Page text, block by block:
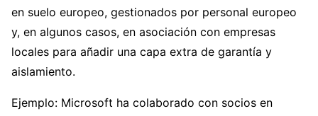
en suelo europeo, gestionados por personal europeo
y, en algunos casos, en asociación con empresas
locales para añadir una capa extra de garantía y
aislamiento.
Ejemplo: Microsoft ha colaborado con socios en